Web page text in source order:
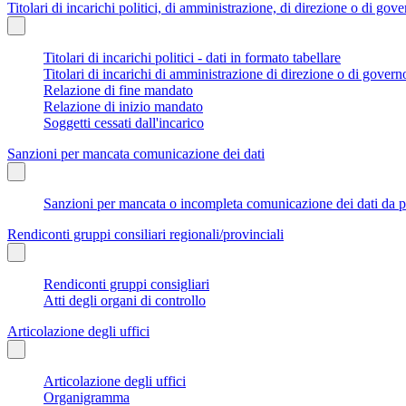
Titolari di incarichi politici, di amministrazione, di direzione o di
Titolari di incarichi politici - dati in formato tabellare
Titolari di incarichi di amministrazione di direzione o di
Relazione di fine mandato
Relazione di inizio mandato
Soggetti cessati dall'incarico
Sanzioni per mancata comunicazione dei dati
Sanzioni per mancata o incompleta comunicazione dei dati
Rendiconti gruppi consiliari regionali/provinciali
Rendiconti gruppi consigliari
Atti degli organi di controllo
Articolazione degli uffici
Articolazione degli uffici
Organigramma